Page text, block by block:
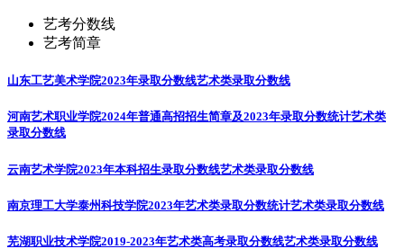
艺考分数线
艺考简章
山东工艺美术学院2023年录取分数线艺术类录取分数线
河南艺术职业学院2024年普通高招招生简章及2023年录取分数统计艺术类
录取分数线
云南艺术学院2023年本科招生录取分数线艺术类录取分数线
南京理工大学泰州科技学院2023年艺术类录取分数统计艺术类录取分数线
芜湖职业技术学院2019-2023年艺术类高考录取分数线艺术类录取分数线